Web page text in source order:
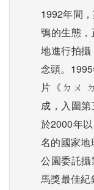
1992年間
鴞的生態
地進行拍
念頭。
片《ㄉㄨ
成，入圍
於2000年
名的國家地
公園委託
馬獎最佳